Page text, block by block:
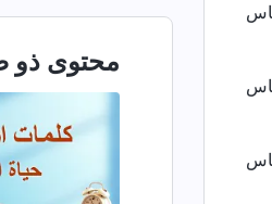
محتوى ذو